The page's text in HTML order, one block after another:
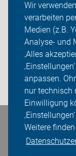
Wir
verarbeiten
Medien (z.B.
Analyse- und
‚Alles
anpassen.
nur technisch
Einwilligung
Weitere
Tourenvorschläge
Sei dabei
Presse
Login
Bleiben Sie in